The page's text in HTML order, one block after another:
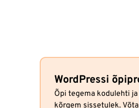
WordPressi
Õpi tegema kodulehti
kõrgem sissetulek.